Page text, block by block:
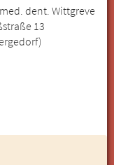
dent. Wittgreve
13